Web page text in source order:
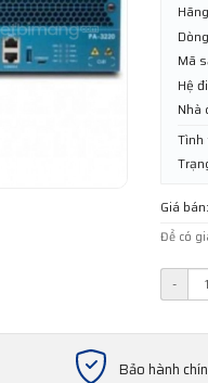
Mã
Hệ
Nhà
Tình
Giá bán:
Để có
-
Bảo hành